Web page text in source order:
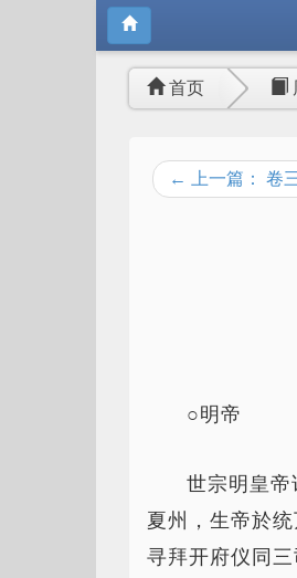
首页
← 上一篇： 卷
○明帝
世宗明皇
夏州，生帝於
寻拜开府仪同